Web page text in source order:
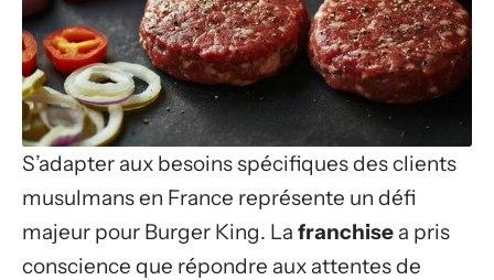
S’adapter aux besoins spécifiques des clients
musulmans en France représente un défi
majeur pour Burger King. La franchise a pris
conscience que répondre aux attentes de